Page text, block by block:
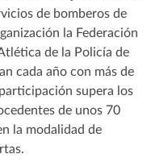
de bomberos de
la Federación
de la Policía de
cada año con más de
supera los
de unos 70
la modalidad de